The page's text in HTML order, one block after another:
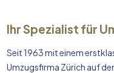
Ihr Spezialist für
Seit 1963 mit einem
Umzugsfirma Zürich auf